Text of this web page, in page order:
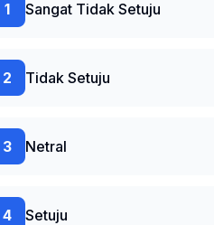
1 Sangat Tidak Setuju
2 Tidak Setuju
3 Netral
4 Setuju